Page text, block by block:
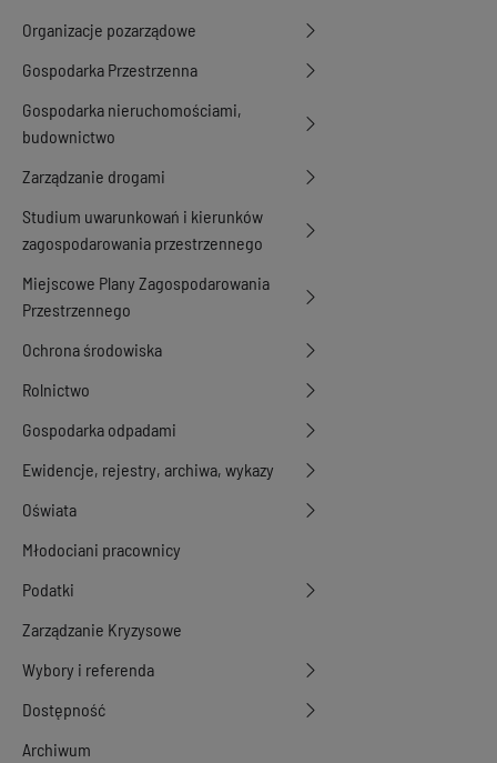
Organizacje pozarządowe
Gospodarka Przestrzenna
Gospodarka nieruchomościami,
budownictwo
Zarządzanie drogami
Studium uwarunkowań i kierunków
zagospodarowania przestrzennego
Miejscowe Plany Zagospodarowania
Przestrzennego
Ochrona środowiska
Rolnictwo
Gospodarka odpadami
Ewidencje, rejestry, archiwa, wykazy
Oświata
Młodociani pracownicy
Podatki
Zarządzanie Kryzysowe
Wybory i referenda
Dostępność
Archiwum